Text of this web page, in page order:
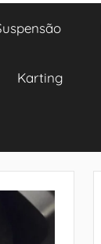
Karting